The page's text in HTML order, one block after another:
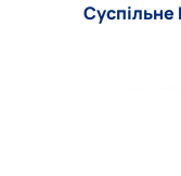
Суспільне